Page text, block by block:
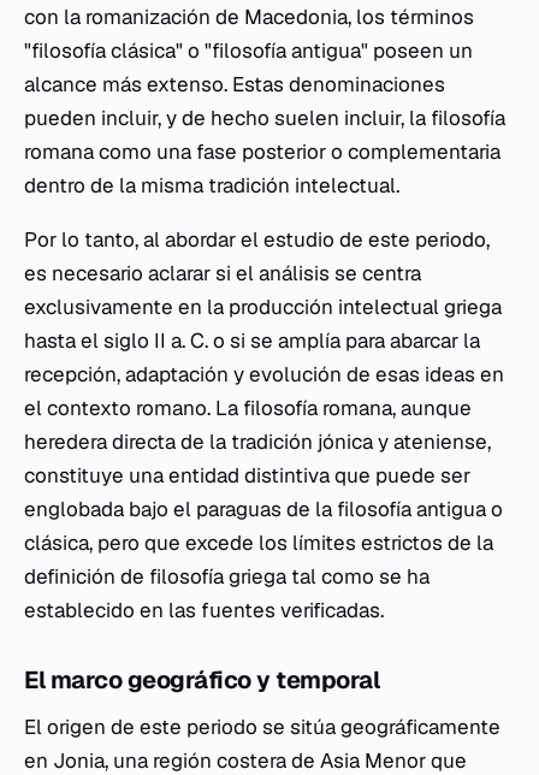
con la romanización de Macedonia, los términos
"filosofía clásica" o "filosofía antigua" poseen un
alcance más extenso. Estas denominaciones
pueden incluir, y de hecho suelen incluir, la filosofía
romana como una fase posterior o complementaria
dentro de la misma tradición intelectual.
Por lo tanto, al abordar el estudio de este periodo,
es necesario aclarar si el análisis se centra
exclusivamente en la producción intelectual griega
hasta el siglo II a. C. o si se amplía para abarcar la
recepción, adaptación y evolución de esas ideas en
el contexto romano. La filosofía romana, aunque
heredera directa de la tradición jónica y ateniense,
constituye una entidad distintiva que puede ser
englobada bajo el paraguas de la filosofía antigua o
clásica, pero que excede los límites estrictos de la
definición de filosofía griega tal como se ha
establecido en las fuentes verificadas.
El marco geográfico y temporal
El origen de este periodo se sitúa geográficamente
en Jonia, una región costera de Asia Menor que